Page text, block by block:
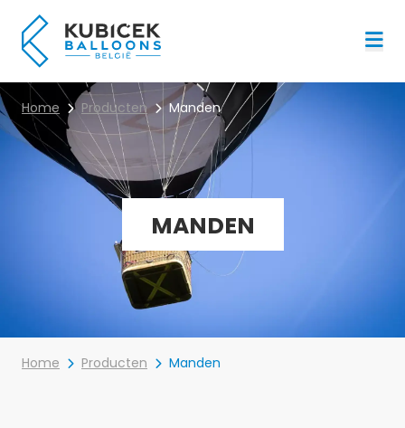
Menu
Home Producten Manden
MANDEN
Home Producten Manden